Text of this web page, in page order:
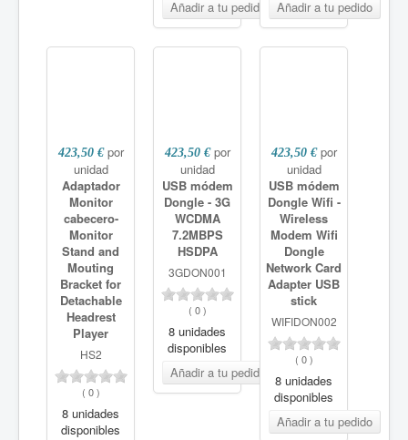
423,50 € por
unidad
Adaptador
Monitor
cabecero-
Monitor
Stand and
Mouting
Bracket for
Detachable
Headrest
Player
HS2
( 0)
8 unidades
disponibles
423,50 € por
unidad
USB módem
Dongle - 3G
WCDMA
7.2MBPS
HSDPA
3GDON001
( 0)
8 unidades
disponibles
423,50 € por
unidad
USB módem
Dongle Wifi -
Wireless
Modem Wifi
Dongle
Network Card
Adapter USB
stick
WIFIDON002
( 0)
8 unidades
disponibles